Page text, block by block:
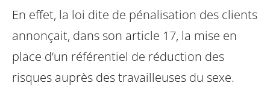
En effet, la loi dite de pénalisation des clients
annonçait, dans son article 17, la mise en
place d’un référentiel de réduction des
risques auprès des travailleuses du sexe.